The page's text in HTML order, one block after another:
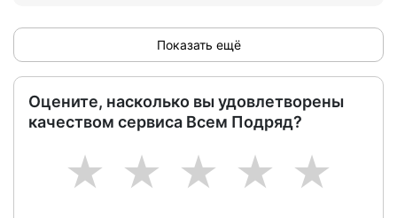
Показать ещё
Оцените, насколько вы удовлетворены
качеством сервиса Всем Подряд?
5
4
3
2
1